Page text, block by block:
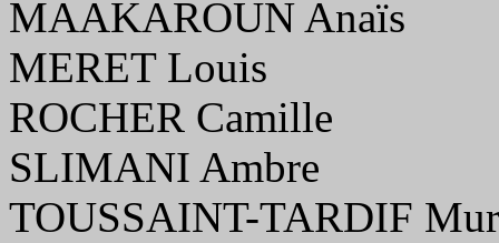
MAAKAROUN Anaïs
MERET Louis
ROCHER Camille
SLIMANI Ambre
TOUSSAINT-TARDIF